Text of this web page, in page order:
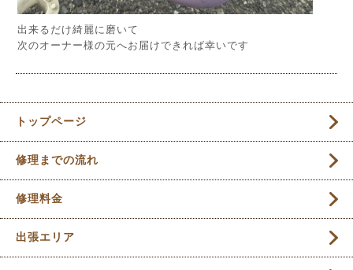
出来るだけ綺麗に磨いて
次のオーナー様の元へお届けできれば幸いです
トップページ
修理までの流れ
修理料金
出張エリア